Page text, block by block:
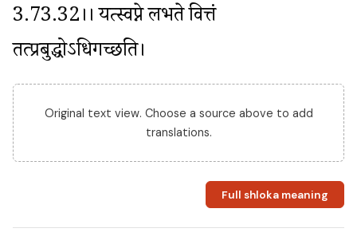
3.73.32।। यत्स्वप्ने लभते वित्तं
तत्प्रबुद्धोऽधिगच्छति।
Original text view. Choose a source above to add
translations.
Full shloka meaning